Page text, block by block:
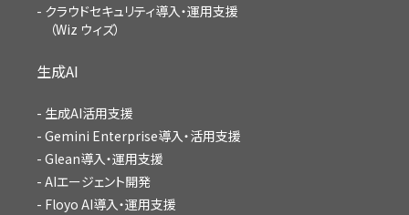
クラウドセキュリティ導入・運用支援
（Wiz ウィズ）
生成AI
生成AI活用支援
Gemini Enterprise導入・活用支援
Glean導入・運用支援
AIエージェント開発
Floyo AI導入・運用支援